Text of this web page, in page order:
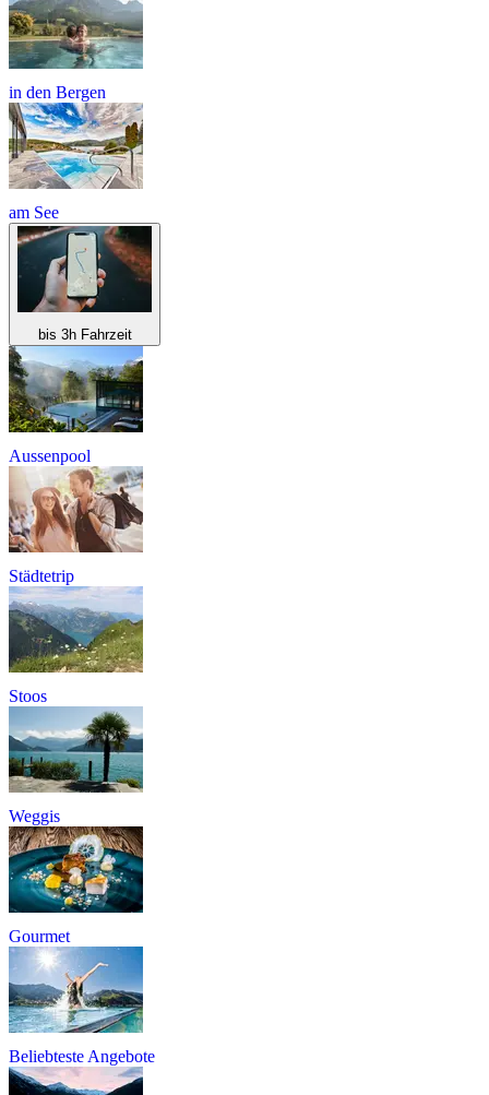
in den Bergen
am See
bis 3h Fahrzeit
Aussenpool
Städtetrip
Stoos
Weggis
Gourmet
Beliebteste Angebote